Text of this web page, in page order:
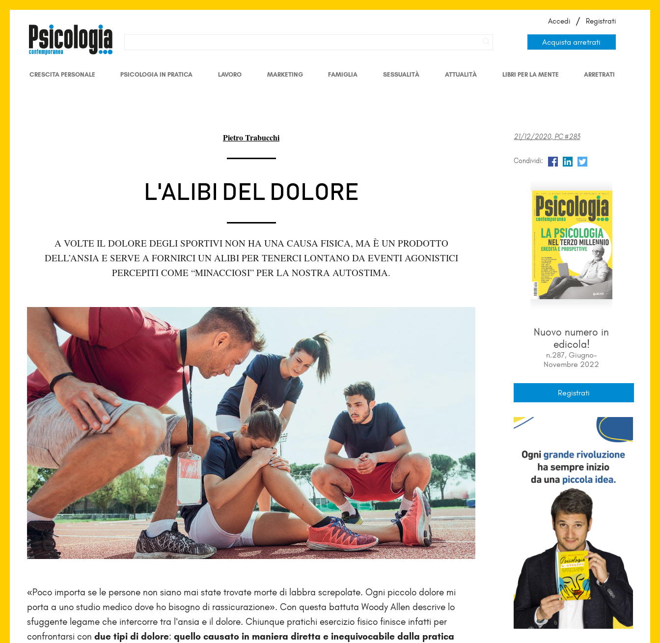
Acquista arretrati
Accedi / Registrati
CRESCITA PERSONALE PSICOLOGIA IN PRATICA LAVORO MARKETING FAMIGLIA SESSUALITÀ ATTUALITÀ LIBRI PER LA MENTE ARRETRATI
Pietro Trabucchi
L'ALIBI DEL DOLORE
A VOLTE IL DOLORE DEGLI SPORTIVI NON HA UNA CAUSA FISICA, MA È UN PRODOTTO
DELL’ANSIA E SERVE A FORNIRCI UN ALIBI PER TENERCI LONTANO DA EVENTI AGONISTICI
PERCEPITI COME “MINACCIOSI” PER LA NOSTRA AUTOSTIMA.
«Poco importa se le persone non siano mai state trovate morte di labbra screpolate. Ogni piccolo dolore mi
porta a uno studio medico dove ho bisogno di rassicurazione». Con questa battuta Woody Allen descrive lo
sfuggente legame che intercorre tra l’ansia e il dolore. Chiunque pratichi esercizio fisico finisce infatti per
confrontarsi condue tipi di dolore:quello causato in maniera diretta e inequivocabile dalla pratica
21/12/2020, PC #283
Condividi:
Nuovo numero in
edicola!
n.287, Giugno-
Novembre 2022
Registrati